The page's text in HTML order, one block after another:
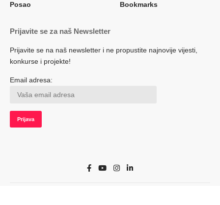
Posao Bookmarks
Prijavite se za naš Newsletter
Prijavite se na naš newsletter i ne propustite najnovije vijesti,
konkurse i projekte!
Email adresa: